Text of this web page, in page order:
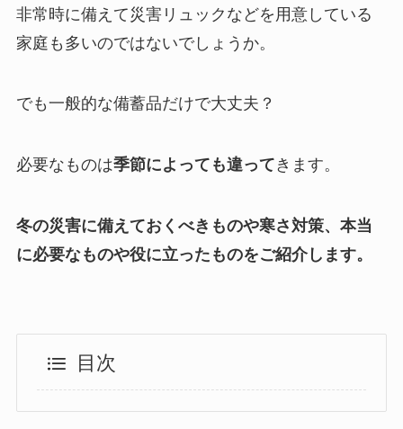
非常時に備えて災害リュックなどを用意している
家庭も多いのではないでしょうか。
でも一般的な備蓄品だけで大丈夫？
必要なものは季節によっても違ってきます。
冬の災害に備えておくべきものや寒さ対策、本当
に必要なものや役に立ったものをご紹介します。
目次